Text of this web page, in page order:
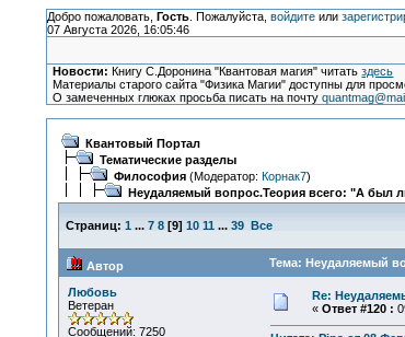
Добро пожаловать, Гость. Пожалуйста, войдитеили
07 Августа 2026, 16:05:46
Новости: Книгу С.Доронина "Квантовая магия" читатьздесь
Материалы старого сайта "Физика Магии" доступны для
О замеченных глюках просьба писать на почту
Квантовый Портал
Тематические разделы
Философия(Модератор: Корнак7)
Неудаляемый вопрос.Теория всего: "А был
Страниц: 1 ... 7 8[9] 10 11 ... 39 Все
Автор Тема: Неудаляемый
Любовь
Ветеран
Сообщений: 7250
Re:
« Ответ #120 :